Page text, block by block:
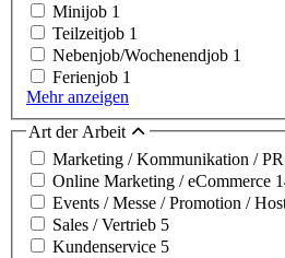
Minijob 1
Teilzeitjob 1
Nebenjob/Wochenendjob 1
Ferienjob 1
Mehr anzeigen
Art der Arbeit
Marketing / Kommunikation /
Online Marketing / eCommerce
Events / Messe / Promotion /
Sales / Vertrieb 5
Kundenservice 5